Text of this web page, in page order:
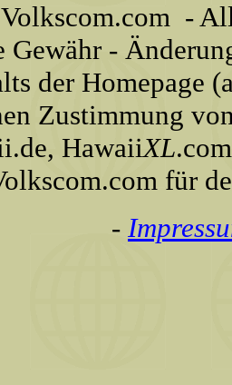
-
Gewähr -
der Homepage
Zustimmung
HawaiiXL
für
-